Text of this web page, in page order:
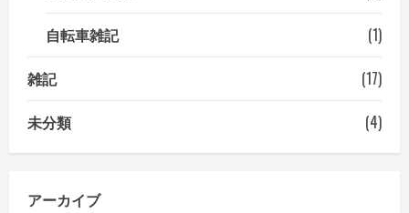
自転車雑記
(1)
雑記
(17)
未分類
(4)
アーカイブ